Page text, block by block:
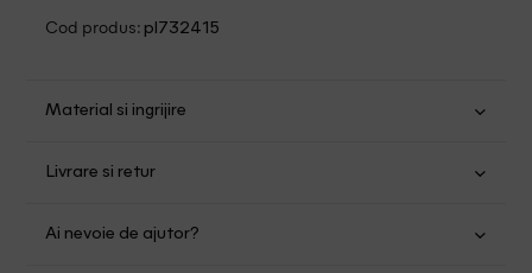
Cod produs: pl732415
Material si ingrijire
Nu folositi inalbitor
Nu uscati in uscator
Livrare si retur
mare de 149.00 lei.
Ai nevoie de ajutor?